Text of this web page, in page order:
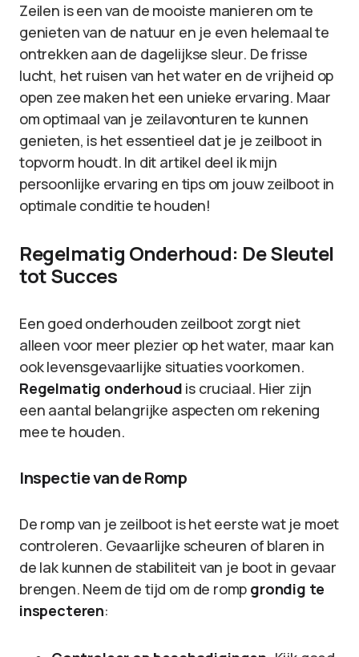
Zeilen is een van de mooiste manieren om te
genieten van de natuur en je even helemaal te
ontrekken aan de dagelijkse sleur. De frisse
lucht, het ruisen van het water en de vrijheid op
open zee maken het een unieke ervaring. Maar
om optimaal van je zeilavonturen te kunnen
genieten, is het essentieel dat je je zeilboot in
topvorm houdt. In dit artikel deel ik mijn
persoonlijke ervaring en tips om jouw zeilboot in
optimale conditie te houden!
Regelmatig Onderhoud: De Sleutel
tot Succes
Een goed onderhouden zeilboot zorgt niet
alleen voor meer plezier op het water, maar kan
ook levensgevaarlijke situaties voorkomen.
Regelmatig onderhoud is cruciaal. Hier zijn
een aantal belangrijke aspecten om rekening
mee te houden.
Inspectie van de Romp
De romp van je zeilboot is het eerste wat je moet
controleren. Gevaarlijke scheuren of blaren in
de lak kunnen de stabiliteit van je boot in gevaar
brengen. Neem de tijd om de romp grondig te
inspecteren: